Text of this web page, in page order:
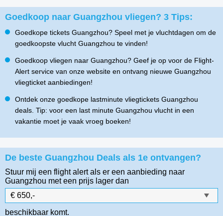
Goedkoop naar Guangzhou vliegen? 3 Tips:
Goedkope tickets Guangzhou? Speel met je vluchtdagen om de
goedkoopste vlucht Guangzhou te vinden!
Goedkoop vliegen naar Guangzhou? Geef je op voor de Flight-
Alert service van onze website en ontvang nieuwe Guangzhou
vliegticket aanbiedingen!
Ontdek onze goedkope lastminute vliegtickets Guangzhou
deals. Tip: voor een last minute Guangzhou vlucht in een
vakantie moet je vaak vroeg boeken!
De beste Guangzhou Deals als 1e ontvangen?
Stuur mij een flight alert als er een aanbieding naar
Guangzhou met een prijs lager dan
beschikbaar komt.